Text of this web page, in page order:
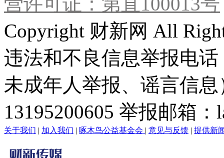
Copyright 财新网 All
违法和不良信息举报电
未成年人举报、谣言信
13195200605 举报邮箱
关于我们 | 加入我们 | 啄木鸟公益基金会 | 意见与反馈 | 提供新